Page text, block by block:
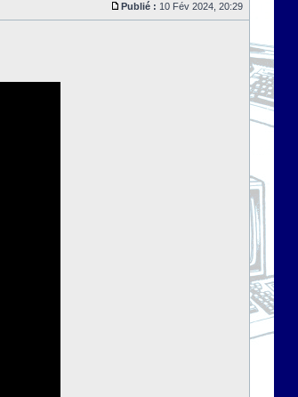
Publié : 10 Fév 2024, 20:29